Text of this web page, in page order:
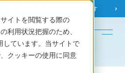
イトを閲覧する際の
利用状況把握のため、
ています。当サイトで
クッキーの使用に同意
お役立ち情報を探す
English